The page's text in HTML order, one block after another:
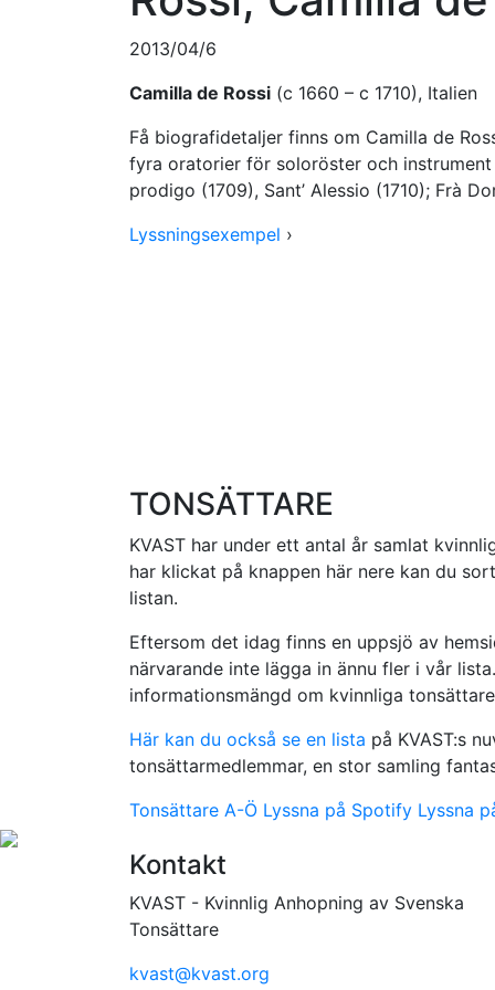
2013/04/6
Camilla de Rossi (c 1660 – c 1710), Italien
Få biografidetaljer finns om Camilla de
fyra oratorier för soloröster och
prodigo (1709), Sant’ Alessio (1710); Frà
Lyssningsexempel ›
TONSÄTTARE
KVAST har under ett antal år samlat
har klickat på knappen här nere kan du
listan.
Eftersom det idag finns en uppsjö av
närvarande inte lägga in ännu fler i vår
informationsmängd om kvinnliga
Här kan du också se en lista på KVAST:s
tonsättarmedlemmar, en stor samling
Tonsättare A-Ö Lyssna på Spotify Lyssna
Kontakt
KVAST - Kvinnlig Anhopning av Svenska
Tonsättare
kvast@kvast.org